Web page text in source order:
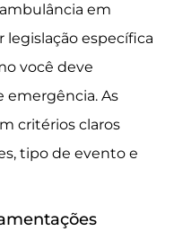
em
específica
você deve
emergência. As
critérios claros
tipo de evento e